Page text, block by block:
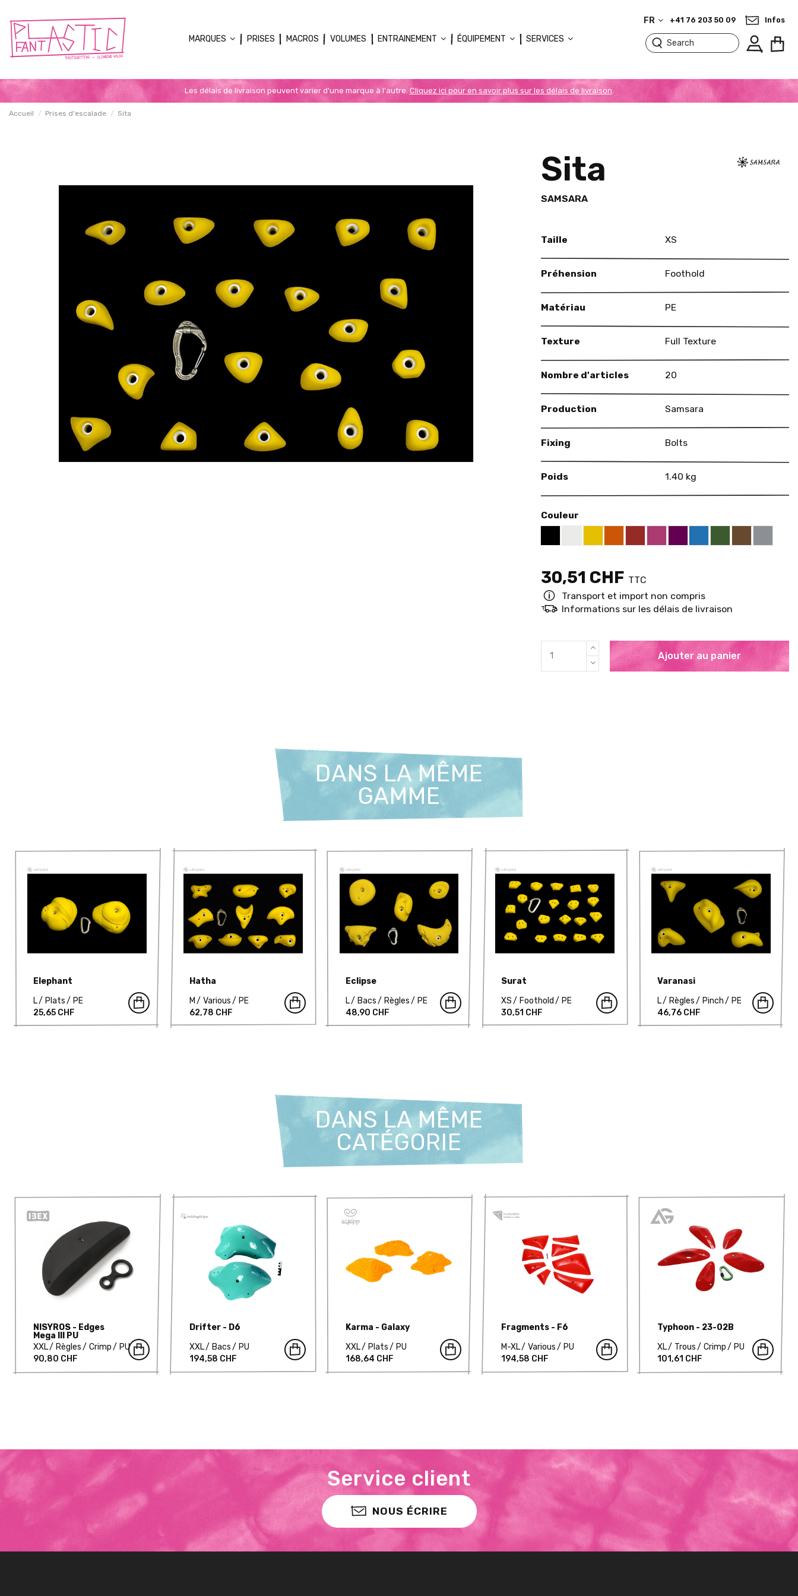
MARQUES PRISES MACROS VOLUMES ENTRAINEMENT ÉQUIPEMENT SERVICES
FR +41 76 203 50 09 Infos
Les délais de livraison peuvent varier d'une marque à l'autre. Cliquez ici pour en savoir plus sur les délais de livraison.
Accueil Prises d'escalade Sita
Sita
SAMSARA
Taille XS
Préhension Foothold
Matériau PE
Texture Full Texture
Nombre d'articles 20
Production Samsara
Fixing Bolts
Poids 1.40 kg
Couleur
White RAL 9003
Yellow RAL 1021
Orange RAL 2004
Red RAL 3000
Telemagenta RAL 4010
Violet RAL 4007
Blue RAL 5015
Green RAL 6002
Brown RAL
Grey
30,51 CHF TTC
Transport et import non compris
Informations sur les délais de livraison
Ajouter au panier
DANS LA MÊME
GAMME
Elephant
L
Plats
PE
25,65 CHF
Hatha
M
Various
PE
62,78 CHF
Eclipse
L
Bacs Règles
PE
48,90 CHF
Surat
XS
Foothold
PE
30,51 CHF
Varanasi
L
Règles Pinch
PE
46,76 CHF
DANS LA MÊME
CATÉGORIE
NISYROS - Edges
Mega III PU
XXL
Règles Crimp
PU
90,80 CHF
Drifter - D6
XXL
Bacs
PU
194,58 CHF
Karma - Galaxy
XXL
Plats
PU
168,64 CHF
Fragments - F6
M-XL
Various
PU
194,58 CHF
Typhoon - 23-02B
XL
Trous Crimp
PU
101,61 CHF
Service client
NOUS ÉCRIRE